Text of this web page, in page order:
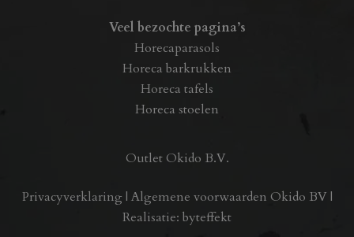
Veel bezochte pagina’s
Horecaparasols
Horeca barkrukken
Horeca tafels
Horeca stoelen
Outlet Okido B.V.
Privacyverklaring | Algemene voorwaarden Okido BV |
Realisatie: byteffekt